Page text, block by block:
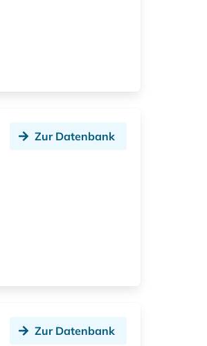
Zur Datenbank
Zur Datenbank